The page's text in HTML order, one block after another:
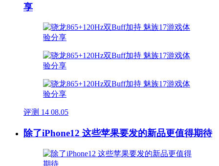
享
评测 14 08.05
除了iPhone12 这些苹果要发的新品更值得期待